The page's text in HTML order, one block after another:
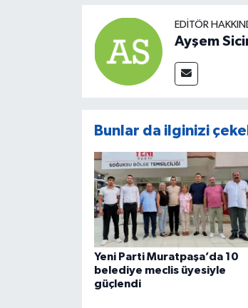
EDITÖR
Ayşem
Bunlar da ilginizi
Yeni Parti Muratpaşa’da 10
belediye meclis üyesiyle
güçlendi